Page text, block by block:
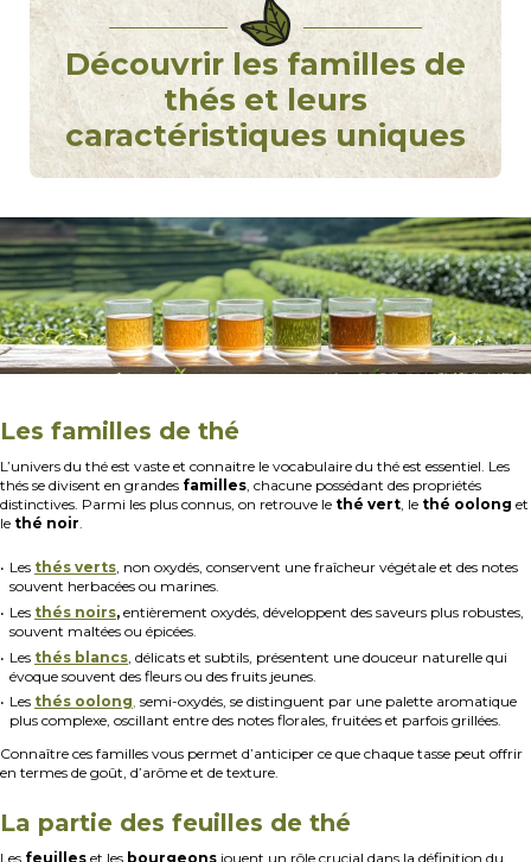
Découvrir les familles de
thés et leurs
caractéristiques uniques
Les familles de thé
L’univers du thé est vaste et connaitre le vocabulaire du thé est essentiel. Les
thés se divisent en grandes familles , chacune possédant des propriétés
distinctives. Parmi les plus connus, on retrouve le thé vert , le thé oolong et
le thé noir
Les thés verts , non oxydés, conservent une fraîcheur végétale et des notes
souvent herbacées ou marines.
Les thés noirs, entièrement oxydés, développent des saveurs plus robustes,
souvent maltées ou épicées.
Les thés blancs , délicats et subtils, présentent une douceur naturelle qui
évoque souvent des fleurs ou des fruits jeunes.
Les thés oolong, semi-oxydés, se distinguent par une palette aromatique
plus complexe, oscillant entre des notes florales, fruitées et parfois grillées.
Connaître ces familles vous permet d’anticiper ce que chaque tasse peut offrir
en termes de goût, d’arôme et de texture.
La partie des feuilles de thé
Les feuilles et les bourgeons jouent un rôle crucial dans la définition du